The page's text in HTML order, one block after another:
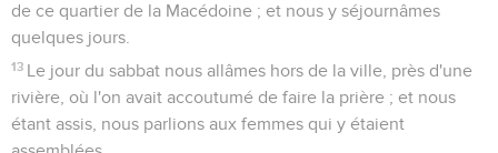
de ce quartier de la Macédoine ; et nous y séjournâmes
quelques jours.
13 Le jour du sabbat nous allâmes hors de la ville, près d'une
rivière, où l'on avait accoutumé de faire la prière ; et nous
étant assis, nous parlions aux femmes qui y étaient